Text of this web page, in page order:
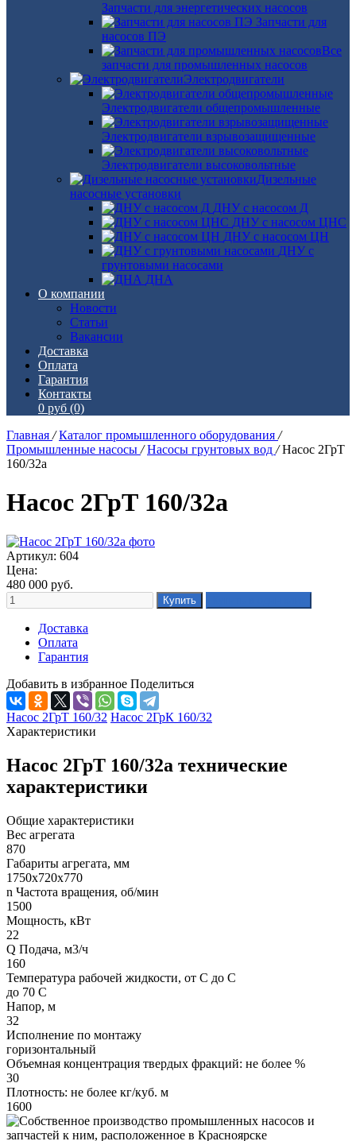
Запчасти для энергетических насосов
Запчасти для
насосов ПЭ
Все
запчасти для промышленных насосов
Электродвигатели
Электродвигатели общепромышленные
Электродвигатели взрывозащищенные
Электродвигатели высоковольтные
Дизельные
насосные установки
ДНУ с насосом Д
ДНУ с насосом ЦНС
ДНУ с насосом ЦН
ДНУ с
грунтовыми насосами
ДНА
О компании
Новости
Статьи
Вакансии
Доставка
Оплата
Гарантия
Контакты
0 руб (0)
Главная / Каталог промышленного оборудования /
Промышленные насосы / Насосы грунтовых вод / Насос 2ГрТ
160/32а
Насос 2ГрТ 160/32а
Артикул: 604
Цена:
480 000 руб.
Доставка
Оплата
Гарантия
Добавить в избранное Поделиться
Насос 2ГрТ 160/32 Насос 2ГрК 160/32
Характеристики
Насос 2ГрТ 160/32а технические
характеристики
Общие характеристики
Вес агрегата
870
Габариты агрегата, мм
1750х720х770
n Частота вращения, об/мин
1500
Мощность, кВт
22
Q Подача, м3/ч
160
Температура рабочей жидкости, от С до С
до 70 С
Напор, м
32
Исполнение по монтажу
горизонтальный
Объемная концентрация твердых фракций: не более %
30
Плотность: не более кг/куб. м
1600